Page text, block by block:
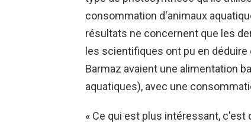
consommation d'animaux
résultats ne concernent que les
les scientifiques ont pu en
Barmaz avaient une alimentation
aquatiques), avec une
« Ce qui est plus intéressant,